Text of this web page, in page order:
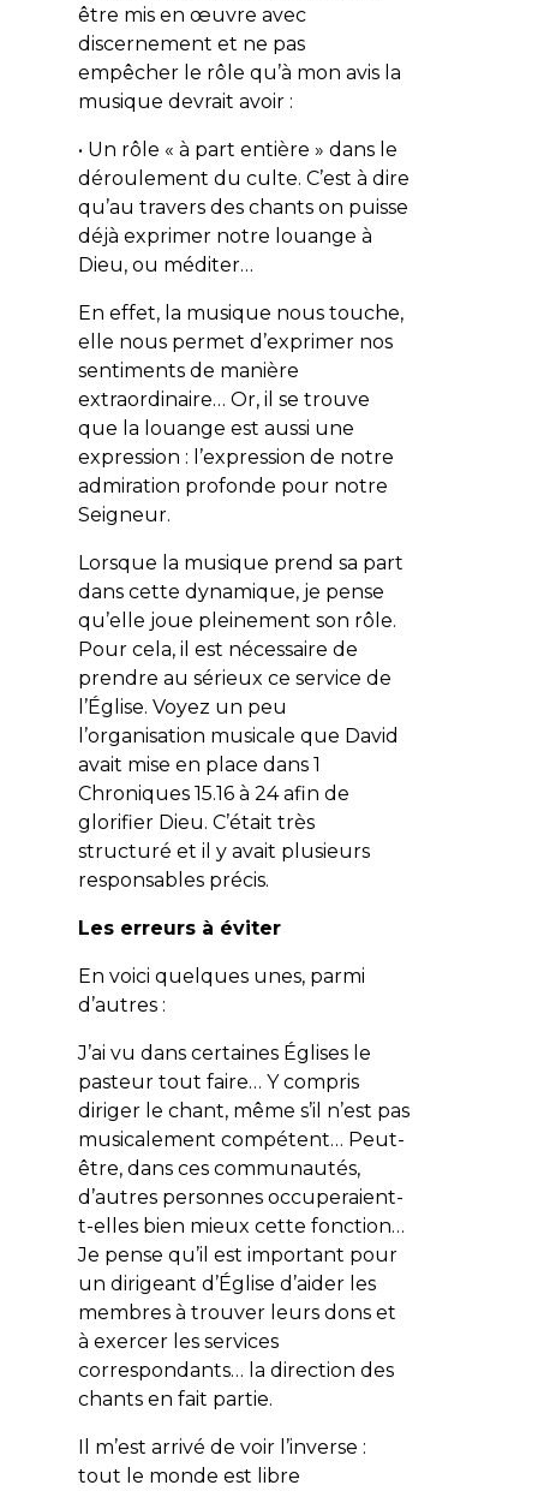
être mis en œuvre avec
discernement et ne pas
empêcher le rôle qu’à mon avis la
musique devrait avoir :
• Un rôle « à part entière » dans le
déroulement du culte. C’est à dire
qu’au travers des chants on puisse
déjà exprimer notre louange à
Dieu, ou méditer…
En effet, la musique nous touche,
elle nous permet d’exprimer nos
sentiments de manière
extraordinaire… Or, il se trouve
que la louange est aussi une
expression : l’expression de notre
admiration profonde pour notre
Seigneur.
Lorsque la musique prend sa part
dans cette dynamique, je pense
qu’elle joue pleinement son rôle.
Pour cela, il est nécessaire de
prendre au sérieux ce service de
l’Église. Voyez un peu
l’organisation musicale que David
avait mise en place dans 1
Chroniques 15.16 à 24 afin de
glorifier Dieu. C’était très
structuré et il y avait plusieurs
responsables précis.
Les erreurs à éviter
En voici quelques unes, parmi
d’autres :
J’ai vu dans certaines Églises le
pasteur tout faire… Y compris
diriger le chant, même s’il n’est pas
musicalement compétent… Peut-
être, dans ces communautés,
d’autres personnes occuperaient-
t-elles bien mieux cette fonction…
Je pense qu’il est important pour
un dirigeant d’Église d’aider les
membres à trouver leurs dons et
à exercer les services
correspondants… la direction des
chants en fait partie.
Il m’est arrivé de voir l’inverse :
tout le monde est libre